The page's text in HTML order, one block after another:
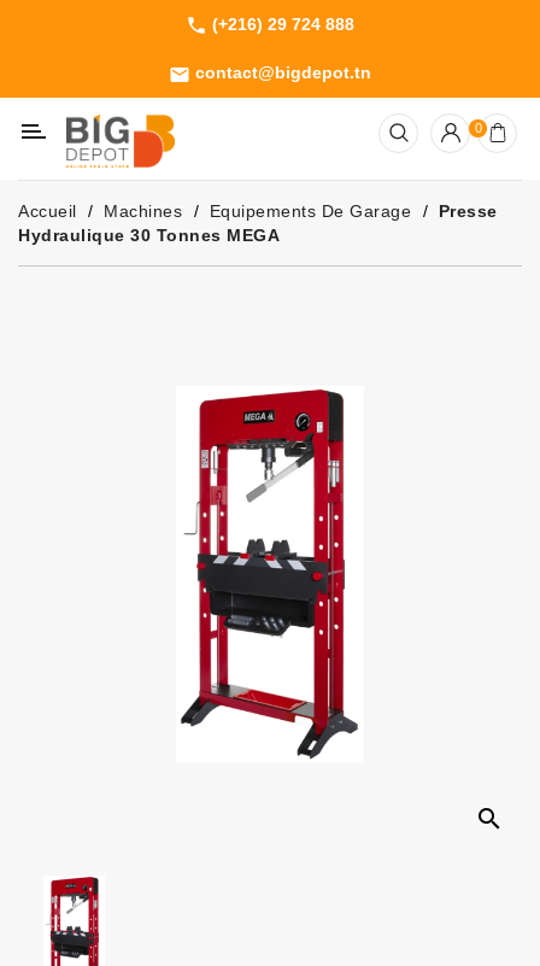
phone (+216) 29 724 888
email contact@bigdepot.tn
Machines
Outillage
Jardinage
Consommables
0
Accueil Machines Equipements De Garage
Presse
Hydraulique 30 Tonnes MEGA
search